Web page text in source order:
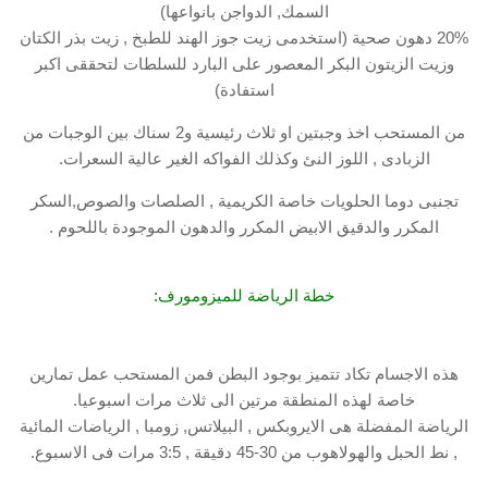
السمك, الدواجن بانواعها)
20% دهون صحية (استخدمى زيت جوز الهند للطبخ , زيت بذر الكتان
وزيت الزيتون البكر المعصور على البارد للسلطات لتحققى اكبر
استفادة)
من المستحب اخذ وجبتين او ثلاث رئيسية و2 سناك بين الوجبات من
الزبادى , اللوز النئ وكذلك الفواكه الغير عالية السعرات.
تجنبى دوما الحلويات خاصة الكريمية , الصلصات والصوص,السكر
المكرر والدقيق الابيض المكرر والدهون الموجودة باللحوم .
خطة الرياضة للميزومورف:
هذه الاجسام تكاد تتميز بوجود البطن فمن المستحب عمل تمارين
خاصة لهذه المنطقة مرتين الى ثلاث مرات اسبوعيا.
الرياضة المفضلة هى الايروبكس , البيلاتس, زومبا , الرياضات المائية
, نط الحبل والهولاهوب من 30-45 دقيقة , 3:5 مرات فى الاسبوع.